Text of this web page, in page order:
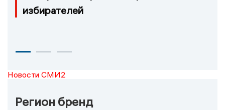
избирателей
Новости СМИ2
Регион бренд